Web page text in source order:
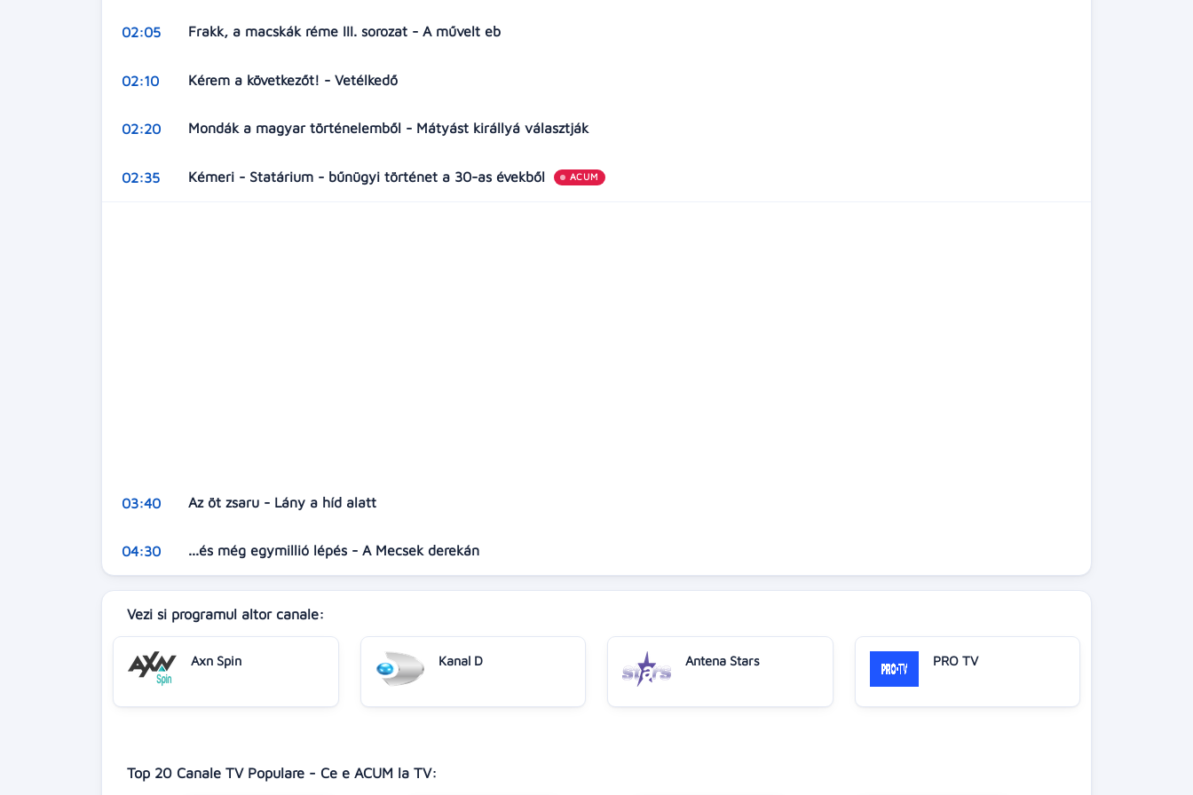
02:05 Frakk, a macskák réme III. sorozat - A művelt eb
02:10 Kérem a következőt! - Vetélkedő
02:20 Mondák a magyar történelemből - Mátyást királlyá választják
02:35 Kémeri - Statárium - bűnügyi történet a 30-as évekből ACUM
03:40 Az öt zsaru - Lány a híd alatt
04:30 ...és még egymillió lépés - A Mecsek derekán
Vezi si programul altor canale:
Axn Spin Kanal D Antena Stars PRO TV
Top 20 Canale TV Populare - Ce e ACUM la TV: